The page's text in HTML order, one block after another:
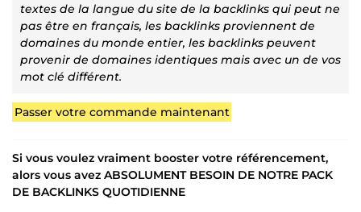
textes de la langue du site de la backlinks qui peut ne
pas être en français, les backlinks proviennent de
domaines du monde entier, les backlinks peuvent
provenir de domaines identiques mais avec un de vos
mot clé différent.
Passer votre commande maintenant
Si vous voulez vraiment booster votre référencement,
alors vous avez ABSOLUMENT BESOIN DE NOTRE PACK
DE BACKLINKS QUOTIDIENNE